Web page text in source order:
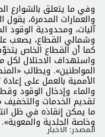
وفي ما يتعلق بالشوارع
والعمارات المدمرة، يقول
آليات، ومحدودية الوقود
وشمالي القطاع، يصعب
كما أن القطاع الخاص
واستهداف الاحتلال لكل
المواطنين». ويطالب
الأممية بالعمل على
والماء وإدخال الوقود
تقديم الخدمات والتخفيف
ما يمكن إنقاذه في ظل
وخاصة الجلدية والمعوية».
المصدر: الاخبار